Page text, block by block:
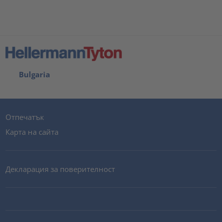
Bulgaria
Отпечатък
Карта на сайта
Декларация за поверителност